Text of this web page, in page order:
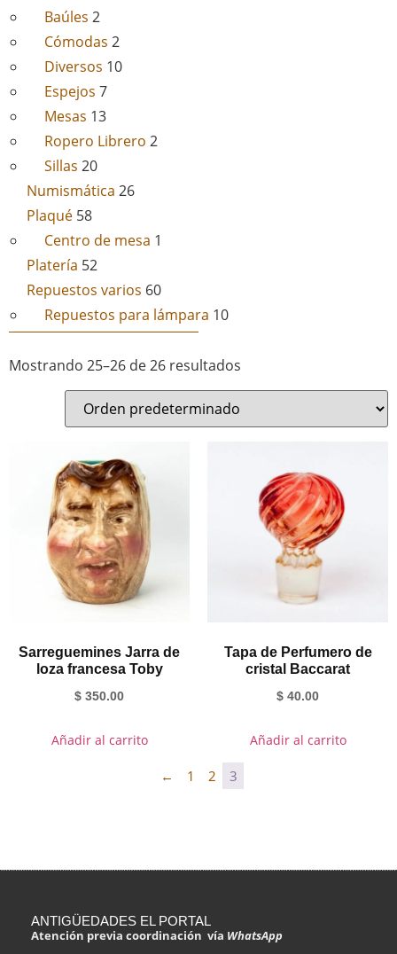
Baúles 2
Cómodas 2
Diversos 10
Espejos 7
Mesas 13
Ropero Librero 2
Sillas 20
Numismática 26
Plaqué 58
Centro de mesa 1
Platería 52
Repuestos varios 60
Repuestos para lámpara 10
Mostrando 25–26 de 26 resultados
Sarreguemines Jarra de
loza francesa Toby
$ 350.00
Añadir al carrito
Tapa de Perfumero de
cristal Baccarat
$ 40.00
Añadir al carrito
← 1 2 3
ANTIGÜEDADES EL PORTAL
Atención previa coordinación vía WhatsApp